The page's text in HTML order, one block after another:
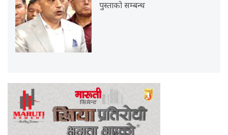
पुस्ताको सम्बन्ध